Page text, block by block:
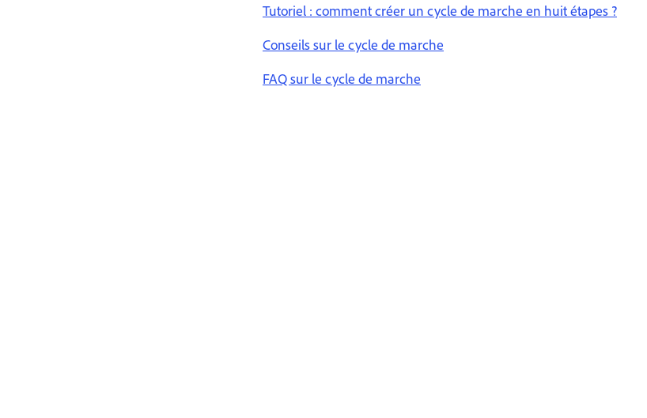
Tutoriel : comment créer un cycle de marche en huit étapes ?
Conseils sur le cycle de marche
FAQ sur le cycle de marche